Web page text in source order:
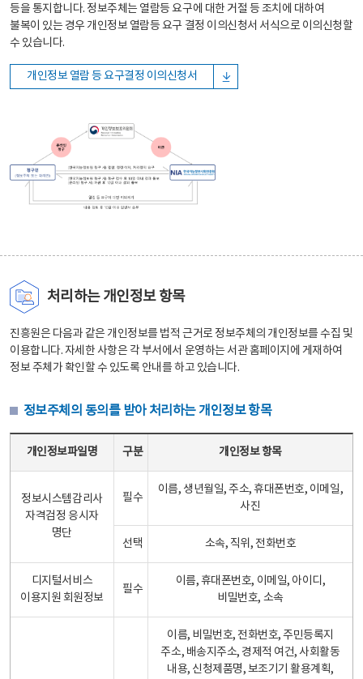
등을 통지합니다. 정보주체는 열람등 요구에 대한 거절 등 조치에 대하여
불복이 있는 경우 개인정보 열람등 요구 결정 이의신청서 서식으로 이의신청할
수 있습니다.
개인정보 열람 등 요구결정 이의신청서
처리하는 개인정보 항목
진흥원은 다음과 같은 개인정보를 법적 근거로 정보주체의 개인정보를 수집 및
이용합니다. 자세한 사항은 각 부서에서 운영하는 서관 홈페이지에 게재하여
정보 주체가 확인할 수 있도록 안내를 하고 있습니다.
정보주체의 동의를 받아 처리하는 개인정보 항목
개인정보파일명 구분 개인정보 항목
정보시스템감리사
자격검정 응시자
명단
필수
이름, 생년월일, 주소, 휴대폰번호, 이메일,
사진
선택 소속, 직위, 전화번호
디지털서비스
이용지원 회원정보
필수
이름, 휴대폰번호, 이메일, 아이디,
비밀번호, 소속
이름, 비밀번호, 전화번호, 주민등록지
주소, 배송지주소, 경제적 여건, 사회활동
내용, 신청제품명, 보조기기 활용계획,